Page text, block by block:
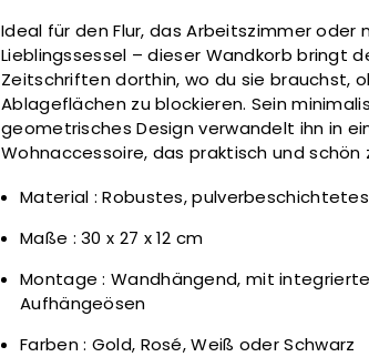
Ideal für den Flur, das Arbeitszimmer oder
Lieblingssessel – dieser Wandkorb bringt
Zeitschriften dorthin, wo du sie brauchst,
Ablageflächen zu blockieren. Sein
geometrisches Design verwandelt ihn in
Wohnaccessoire, das praktisch und schön
Material : Robustes, pulverbeschichtetes
Maße : 30 x 27 x 12 cm
Montage : Wandhängend, mit
Aufhängeösen
Farben : Gold, Rosé, Weiß oder Schwarz